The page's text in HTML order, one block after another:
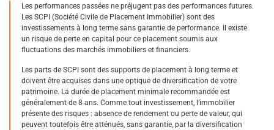
Les performances passées ne préjugent pas des performances futures.
Les SCPI (Société Civile de Placement Immobilier) sont des
investissements à long terme sans garantie de performance. Il existe
un risque de perte en capital pour ce placement soumis aux
fluctuations des marchés immobiliers et financiers.
Les parts de SCPI sont des supports de placement à long terme et
doivent être acquises dans une optique de diversification de votre
patrimoine. La durée de placement minimale recommandée est
généralement de 8 ans. Comme tout investissement, l’immobilier
présente des risques : absence de rendement ou perte de valeur, qui
peuvent toutefois être atténués, sans garantie, par la diversification